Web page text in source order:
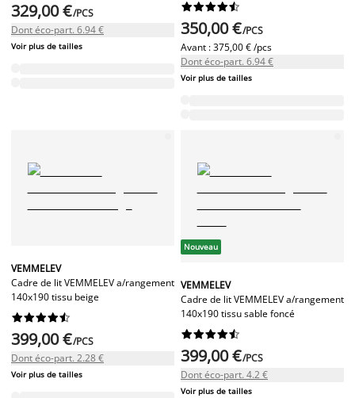
329,00 €/PCS
Dont éco-part. 6.94 €
Voir plus de tailles






350,00 €/PCS
Avant :375,00 € /pcs
Dont éco-part. 6.94 €
Voir plus de tailles
VEMMELEV
Cadre de lit VEMMELEV a/rangement
140x190 tissu beige






399,00 €/PCS
Dont éco-part. 2.28 €
Voir plus de tailles
Nouveau
VEMMELEV
Cadre de lit VEMMELEV a/rangement
140x190 tissu sable foncé






399,00 €/PCS
Dont éco-part. 4.2 €
Voir plus de tailles